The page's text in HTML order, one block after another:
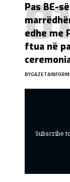
Pas BE-
edhe me
ftua në
BY
Subscribe